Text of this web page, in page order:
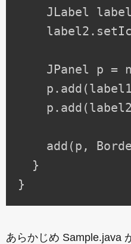
JLabel
JPanel p =
add(p,
  }
あらかじめ Sample.java